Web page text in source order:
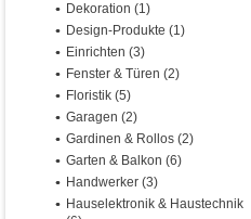
Dekoration (1)
Design-Produkte (1)
Einrichten (3)
Fenster & Türen (2)
Floristik (5)
Garagen (2)
Gardinen & Rollos (2)
Garten & Balkon (6)
Handwerker (3)
Hauselektronik & Haustechnik